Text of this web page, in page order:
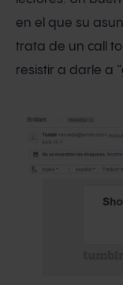
en el que su
trata de un call
resistir a darle a